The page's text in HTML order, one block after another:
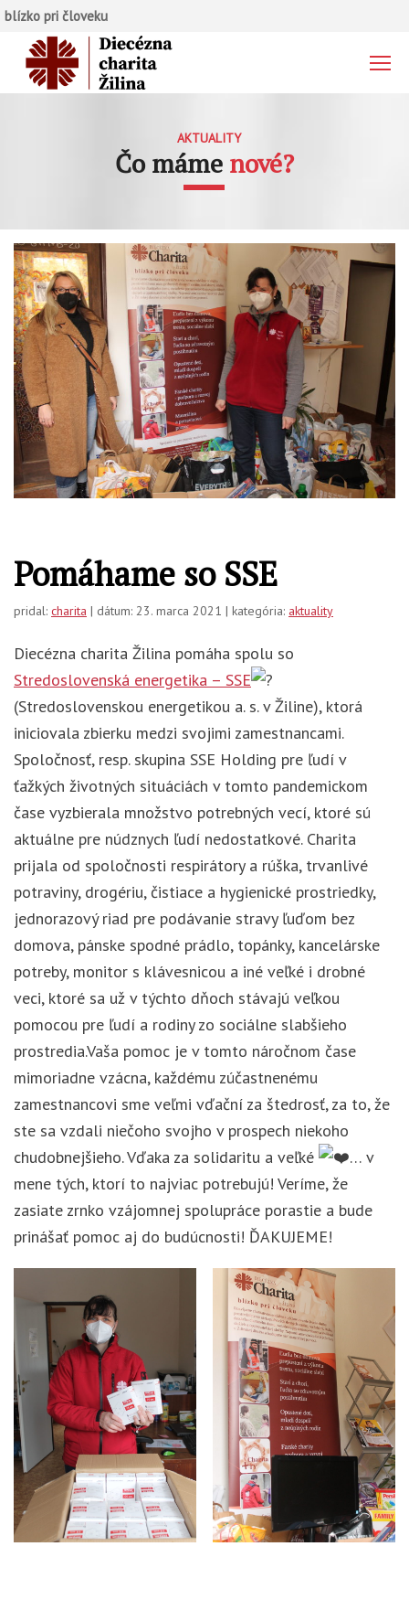
blízko pri človeku
AKTUALITY
Čo máme nové?
Pomáhame so SSE
pridal: charita | dátum: 23. marca 2021 | kategória: aktuality
Diecézna charita Žilina pomáha spolu so
Stredoslovenská energetika – SSE
(Stredoslovenskou energetikou a. s. v Žiline), ktorá
iniciovala zbierku medzi svojimi zamestnancami.
Spoločnosť, resp. skupina SSE Holding pre ľudí v
ťažkých životných situáciách v tomto pandemickom
čase vyzbierala množstvo potrebných vecí, ktoré sú
aktuálne pre núdznych ľudí nedostatkové. Charita
prijala od spoločnosti respirátory a rúška, trvanlivé
potraviny, drogériu, čistiace a hygienické prostriedky,
jednorazový riad pre podávanie stravy ľuďom bez
domova, pánske spodné prádlo, topánky, kancelárske
potreby, monitor s klávesnicou a iné veľké i drobné
veci, ktoré sa už v týchto dňoch stávajú veľkou
pomocou pre ľudí a rodiny zo sociálne slabšieho
prostredia.Vaša pomoc je v tomto náročnom čase
mimoriadne vzácna, každému zúčastnenému
zamestnancovi sme veľmi vďační za štedrosť, za to, že
ste sa vzdali niečoho svojho v prospech niekoho
chudobnejšieho. Vďaka za solidaritu a veľké
… v
mene tých, ktorí to najviac potrebujú! Veríme, že
zasiate zrnko vzájomnej spolupráce porastie a bude
prinášať pomoc aj do budúcnosti! ĎAKUJEME!